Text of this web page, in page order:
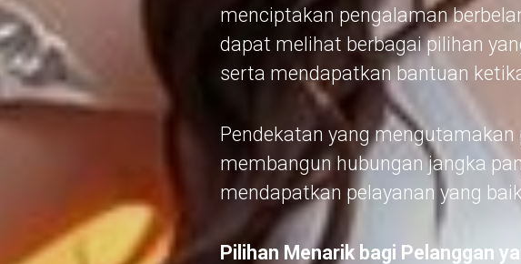
menciptakan pengalaman
dapat melihat berbagai pilihan
serta mendapatkan bantuan
Pendekatan yang
membangun hubungan jangka
mendapatkan pelayanan yang
Pilihan Menarik bagi Pelanggan